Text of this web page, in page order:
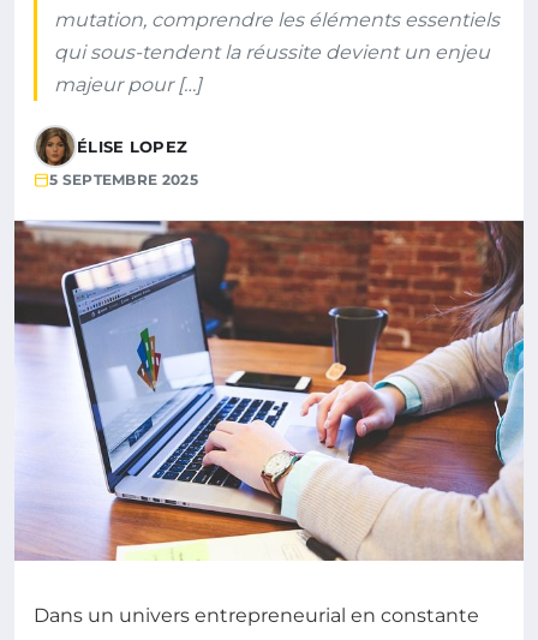
mutation, comprendre les éléments essentiels
qui sous-tendent la réussite devient un enjeu
majeur pour […]
ÉLISE LOPEZ
5 SEPTEMBRE 2025
Dans un univers entrepreneurial en constante